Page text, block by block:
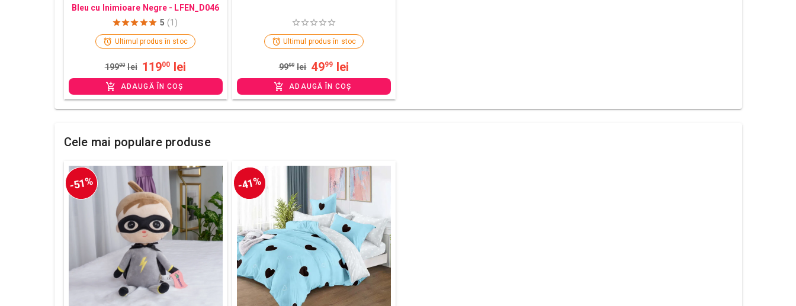
Bleu cu Inimioare Negre - LFEN_D046
5 (1)
Ultimul produs în stoc
19900 lei 11900 lei
ADAUGĂ ÎN COȘ
Ultimul produs în stoc
9999 lei 4999 lei
ADAUGĂ ÎN COȘ
Cele mai populare produse
-51% -41%